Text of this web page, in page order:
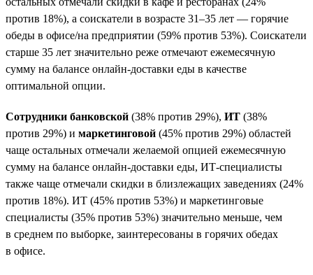
против 18%), а соискатели в возрасте 31–35 лет — горячие
обеды в офисе/на предприятии (59% против 53%). Соискатели
старше 35 лет значительно реже отмечают ежемесячную
сумму на балансе онлайн-доставки еды в качестве
оптимальной опции.
Сотрудники банковской (38% против 29%), ИТ (38%
против 29%) и маркетинговой (45% против 29%) областей
чаще остальных отмечали желаемой опцией ежемесячную
сумму на балансе онлайн-доставки еды, ИТ-специалисты
также чаще отмечали скидки в близлежащих заведениях (24%
против 18%). ИТ (45% против 53%) и маркетинговые
специалисты (35% против 53%) значительно меньше, чем
в среднем по выборке, заинтересованы в горячих обедах
в офисе.